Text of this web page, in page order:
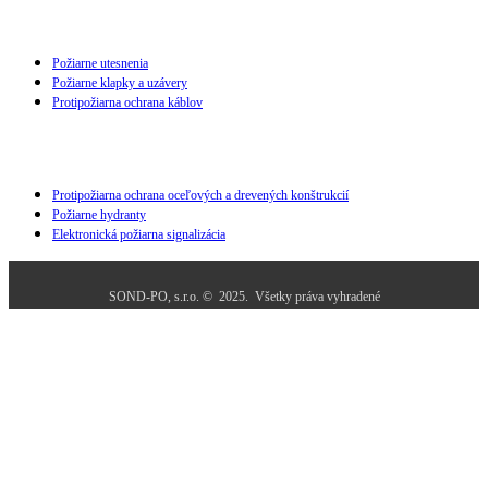
Požiarne utesnenia
Požiarne klapky a uzávery
Protipožiarna ochrana káblov
Protipožiarna ochrana oceľových a drevených konštrukcií
Požiarne hydranty
Elektronická požiarna signalizácia
SOND-PO, s.r.o. © 2025. Všetky práva vyhradené